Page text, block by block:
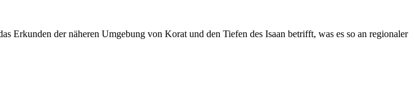
Erkunden der näheren Umgebung von Korat und den Tiefen des Isaan betrifft, was es so an regionaler